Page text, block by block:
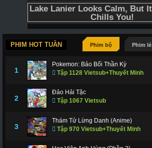
PHIM HOT TUẦN Phim bộ Phim lẻ
1
Pokemon: Bảo Bối Thần Kỳ
Tập 1128 Vietsub+Thuyết Minh
2
Đảo Hải Tặc
Tập 1067 Vietsub
3
Thám Tử Lừng Danh (Anime)
Tập 970 Vietsub+Thuyết Minh